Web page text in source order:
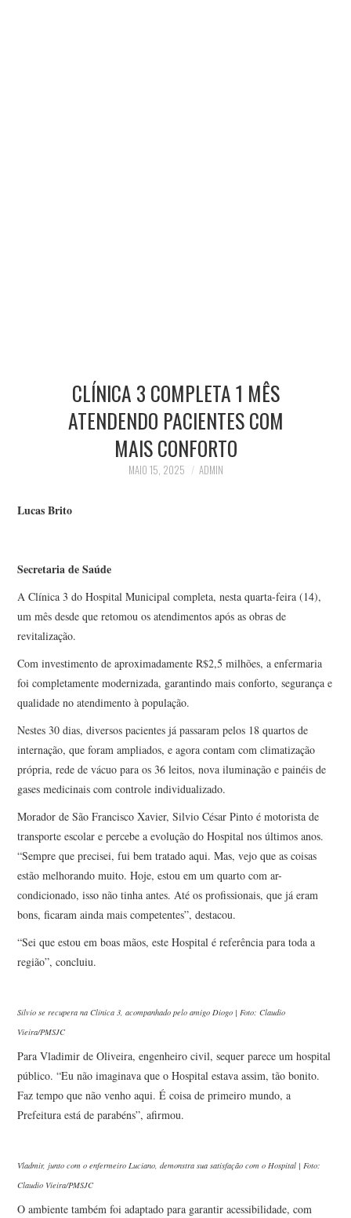
CLÍNICA 3 COMPLETA 1 MÊS
ATENDENDO PACIENTES COM
MAIS CONFORTO
MAIO 15, 2025 ADMIN
Lucas Brito
Secretaria de Saúde
A Clínica 3 do Hospital Municipal completa, nesta quarta-feira (14),
um mês desde que retomou os atendimentos após as obras de
revitalização.
Com investimento de aproximadamente R$2,5 milhões, a enfermaria
foi completamente modernizada, garantindo mais conforto, segurança e
qualidade no atendimento à população.
Nestes 30 dias, diversos pacientes já passaram pelos 18 quartos de
internação, que foram ampliados, e agora contam com climatização
própria, rede de vácuo para os 36 leitos, nova iluminação e painéis de
gases medicinais com controle individualizado.
Morador de São Francisco Xavier, Silvio César Pinto é motorista de
transporte escolar e percebe a evolução do Hospital nos últimos anos.
“Sempre que precisei, fui bem tratado aqui. Mas, vejo que as coisas
estão melhorando muito. Hoje, estou em um quarto com ar-
condicionado, isso não tinha antes. Até os profissionais, que já eram
bons, ficaram ainda mais competentes”, destacou.
“Sei que estou em boas mãos, este Hospital é referência para toda a
região”, concluiu.
Sílvio se recupera na Clínica 3, acompanhado pelo amigo Diogo | Foto: Claudio
Vieira/PMSJC
Para Vladimir de Oliveira, engenheiro civil, sequer parece um hospital
público. “Eu não imaginava que o Hospital estava assim, tão bonito.
Faz tempo que não venho aqui. É coisa de primeiro mundo, a
Prefeitura está de parabéns”, afirmou.
Vladmir, junto com o enfermeiro Luciano, demonstra sua satisfação com o Hospital | Foto:
Claudio Vieira/PMSJC
O ambiente também foi adaptado para garantir acessibilidade, com